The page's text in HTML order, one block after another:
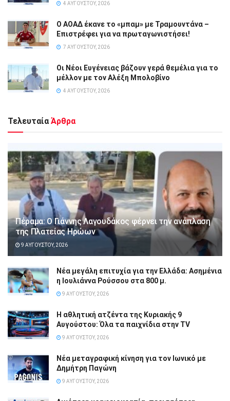
4 ΑΥΓΟΎΣΤΟΥ, 2026
Ο ΑΟΑΔ έκανε το «μπαμ» με Τραμουντάνα –
Επιστρέφει για να πρωταγωνιστήσει!
7 ΑΥΓΟΎΣΤΟΥ, 2026
Οι Νέοι Ευγένειας βάζουν γερά θεμέλια για το
μέλλον με τον Αλέξη Μπολοβίνο
4 ΑΥΓΟΎΣΤΟΥ, 2026
Τελευταία Άρθρα
Πέραμα: Ο Γιάννης Λαγουδάκος φέρνει την ανάπλαση
της Πλατείας Ηρώων
9 ΑΥΓΟΎΣΤΟΥ, 2026
Νέα μεγάλη επιτυχία για την Ελλάδα: Ασημένια
η Ιουλιάννα Ρούσσου στα 800 μ.
9 ΑΥΓΟΎΣΤΟΥ, 2026
Η αθλητική ατζέντα της Κυριακής 9
Αυγούστου: Όλα τα παιχνίδια στην TV
9 ΑΥΓΟΎΣΤΟΥ, 2026
Νέα μεταγραφική κίνηση για τον Ιωνικό με
Δημήτρη Παγώνη
9 ΑΥΓΟΎΣΤΟΥ, 2026